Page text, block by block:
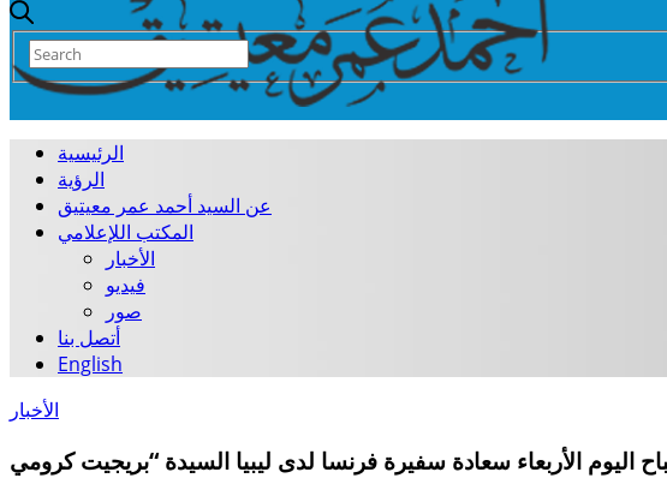
الرئيسية
الرؤية
عن السيد أحمد عمر معيتيق
المكتب اللإعلامي
الأخبار
فيديو
صور
أتصل بنا
English
الأخبار